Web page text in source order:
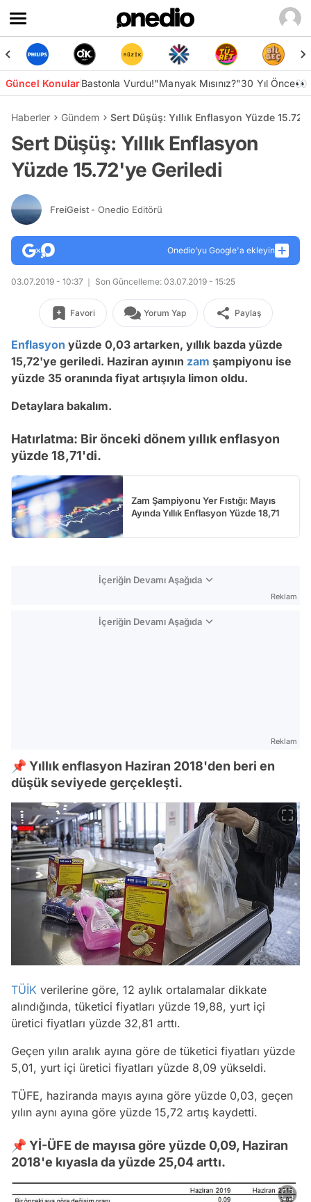
Güncel KonularBastonla Vurdu!"Manyak Mısınız?"30 Yıl Önce👀
Haberler Gündem Sert Düşüş: Yıllık Enflasyon Yüzde
Sert Düşüş: Yıllık Enflasyon
Yüzde 15.72'ye Geriledi
FreiGeist - Onedio Editörü
Onedio’yu Google'a ekleyin
03.07.2019 - 10:37 Son Güncelleme: 03.07.2019 - 15:25
Favori Yorum Yap Paylaş
Enflasyon yüzde 0,03 artarken, yıllık bazda yüzde
15,72'ye geriledi. Haziran ayının zam şampiyonu ise
yüzde 35 oranında fiyat artışıyla limon oldu.
Detaylara bakalım.
Hatırlatma: Bir önceki dönem yıllık enflasyon
yüzde 18,71'di.
Zam Şampiyonu Yer Fıstığı: Mayıs
Ayında Yıllık Enflasyon Yüzde 18,71
İçeriğin Devamı Aşağıda
Reklam
İçeriğin Devamı Aşağıda
Reklam
📌 Yıllık enflasyon Haziran 2018'den beri en
düşük seviyede gerçekleşti.
TÜİK verilerine göre, 12 aylık ortalamalar dikkate
alındığında, tüketici fiyatları yüzde 19,88, yurt içi
üretici fiyatları yüzde 32,81 arttı.
Geçen yılın aralık ayına göre de tüketici fiyatları yüzde
5,01, yurt içi üretici fiyatları yüzde 8,09 yükseldi.
TÜFE, haziranda mayıs ayına göre yüzde 0,03, geçen
yılın aynı ayına göre yüzde 15,72 artış kaydetti.
📌 Yİ-ÜFE de mayısa göre yüzde 0,09, Haziran
2018'e kıyasla da yüzde 25,04 arttı.